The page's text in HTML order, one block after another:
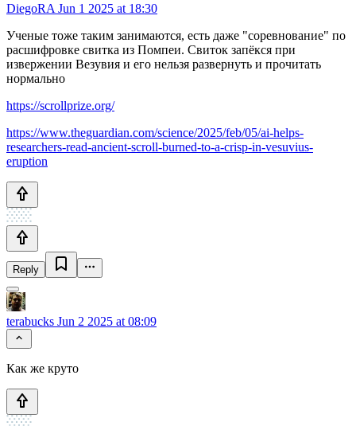
DiegoRA Jun 1 2025 at 18:30
Ученые тоже таким занимаются, есть даже "соревнование" по
расшифровке свитка из Помпеи. Свиток запёкся при
извержении Везувия и его нельзя развернуть и прочитать
нормально
https://scrollprize.org/
https://www.theguardian.com/science/2025/feb/05/ai-helps-
researchers-read-ancient-scroll-burned-to-a-crisp-in-vesuvius-
eruption
Reply
terabucks Jun 2 2025 at 08:09
Как же круто